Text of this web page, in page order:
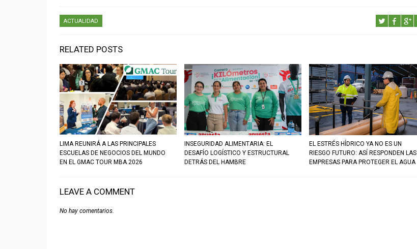
ACTUALIDAD
RELATED POSTS
LIMA REUNIRÁ A LAS PRINCIPALES
ESCUELAS DE NEGOCIOS DEL MUNDO
EN EL GMAC TOUR MBA 2026
INSEGURIDAD ALIMENTARIA: EL
DESAFÍO LOGÍSTICO Y ESTRUCTURAL
DETRÁS DEL HAMBRE
EL ESTRÉS HÍDRICO YA NO ES UN
RIESGO FUTURO: ASÍ RESPONDEN LAS
EMPRESAS PARA PROTEGER EL AGUA
LEAVE A COMMENT
No hay comentarios.